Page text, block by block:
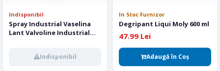
Indisponibil
Spray Industrial Vaselina
Lant Valvoline Industrial
Indisponibil
In Stoc Furnizor
Degripant Liqui Moly 600 ml
47.99 Lei
Adaugă în Coş